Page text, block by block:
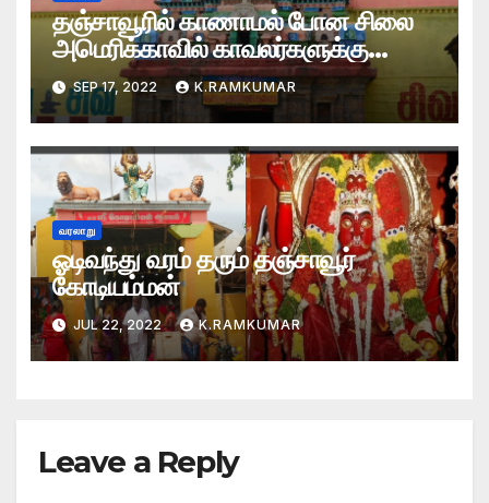
தஞ்சாவூரில் காணாமல் போன சிலை
அமெரிக்காவில் காவலர்களுக்கு
பாராட்டுக்கள்
SEP 17, 2022 K.RAMKUMAR
வரலாறு
ஓடிவந்து வரம் தரும் தஞ்சாவூர்
கோடியம்மன்
JUL 22, 2022 K.RAMKUMAR
Leave a Reply